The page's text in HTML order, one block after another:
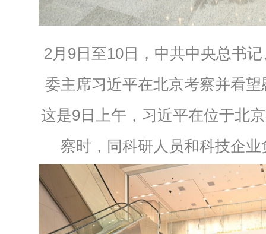
2月9日至10日，中共中央总书
委主席习近平在北京考察并看
这是9日上午，习近平在位于北
察时，同科研人员和科技企